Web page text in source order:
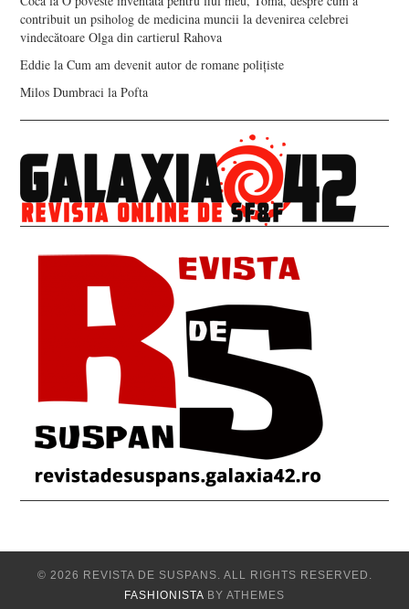
contribuit un psiholog de medicina muncii la devenirea celebrei
vindecătoare Olga din cartierul Rahova
Eddie laCum am devenit autor de romane polițiste
Milos Dumbraci laPofta
© 2026 REVISTA DE SUSPANS. ALL RIGHTS RESERVED.
FASHIONISTA BY ATHEMES